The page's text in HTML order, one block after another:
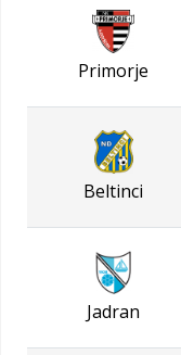
Primorje
Beltinci
Jadran